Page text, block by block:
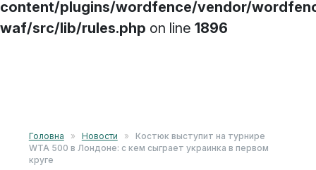
content/plugins/wordfence/vendor/
waf/src/lib/rules.php on line 1896
Головна » Новости »
Костюк выступит на турнире
WTA 500 в Лондоне: с кем сыграет украинка в первом
круге